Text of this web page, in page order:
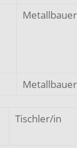
Tischler/in